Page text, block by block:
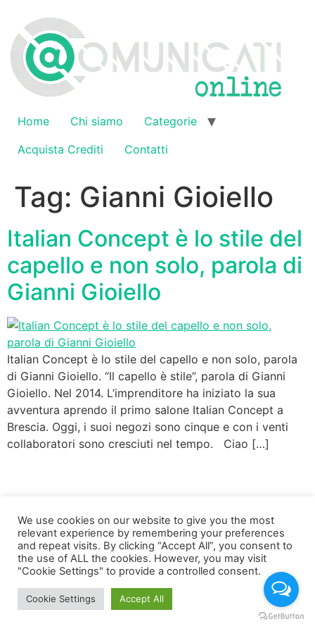
contenuto
Home Chi siamo
Categorie
Acquista Crediti
Contatti
Tag: Gianni Gioiello
Italian Concept è lo stile del
capello e non solo, parola di
Gianni Gioiello
Italian Concept è lo stile del capello e non solo, parola
di Gianni Gioiello. “Il capello è stile”, parola di Gianni
Gioiello. Nel 2014. L’imprenditore ha iniziato la sua
avventura aprendo il primo salone Italian Concept a
Brescia. Oggi, i suoi negozi sono cinque e con i venti
collaboratori sono cresciuti nel tempo. Ciao […]
We use cookies on our website to give you the most
relevant experience by remembering your preferences
and repeat visits. By clicking “Accept All”, you consent to
the use of ALL the cookies. However, you may visit
"Cookie Settings" to provide a controlled consent.
Cookie Settings Accept All